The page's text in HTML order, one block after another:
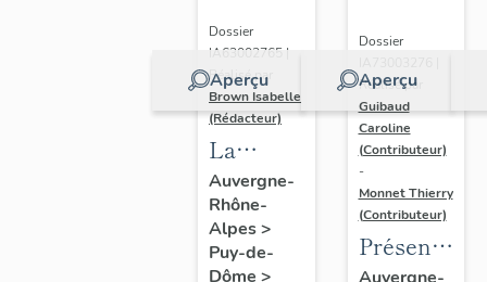
Aperçu
Dossier
IA63002765 |
Réalisé par
Brown Isabelle
(Rédacteur)
La
station
thermale
de
Royat-
Auvergne-
Rhône-
Alpes>
Puy-de-
Dôme >
Aperçu
Dossier
Réalisé par
Guibaud
Caroline
(Contributeur)
-
Monnet Thierry
(Contributeur)
de la